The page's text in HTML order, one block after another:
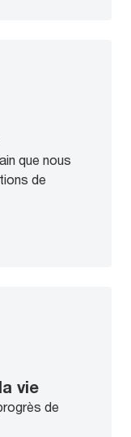
que nous
de
vie
de